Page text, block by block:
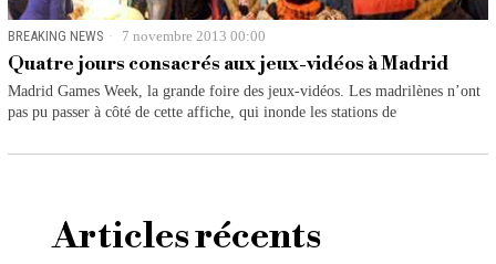
BREAKING NEWS 7 novembre 2013 00:00
Quatre jours consacrés aux jeux-vidéos à Madrid
Madrid Games Week, la grande foire des jeux-vidéos. Les madrilènes n’ont
pas pu passer à côté de cette affiche, qui inonde les stations de
Articles récents